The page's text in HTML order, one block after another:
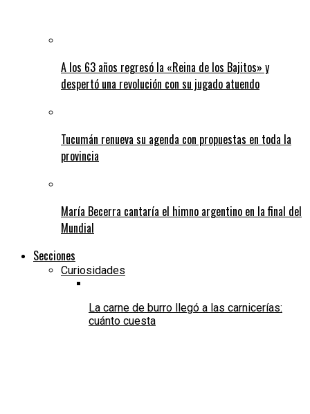
A los 63 años regresó la «Reina de los Bajitos» y
despertó una revolución con su jugado atuendo
Tucumán renueva su agenda con propuestas en toda la
provincia
María Becerra cantaría el himno argentino en la final del
Mundial
Secciones
Curiosidades
La carne de burro llegó a las carnicerías:
cuánto cuesta